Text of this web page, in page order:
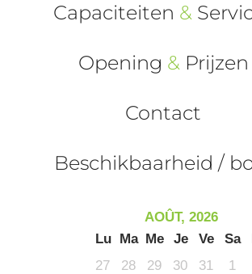
Capaciteiten &
Opening &Prijzen
Contact
Beschikbaarheid /
AOÛT, 2026
Lu
Ma Me Je Ve Sa
27
28 29 30 31 1